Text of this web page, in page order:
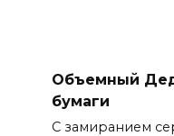
Объемный
бумаги
С замиранием